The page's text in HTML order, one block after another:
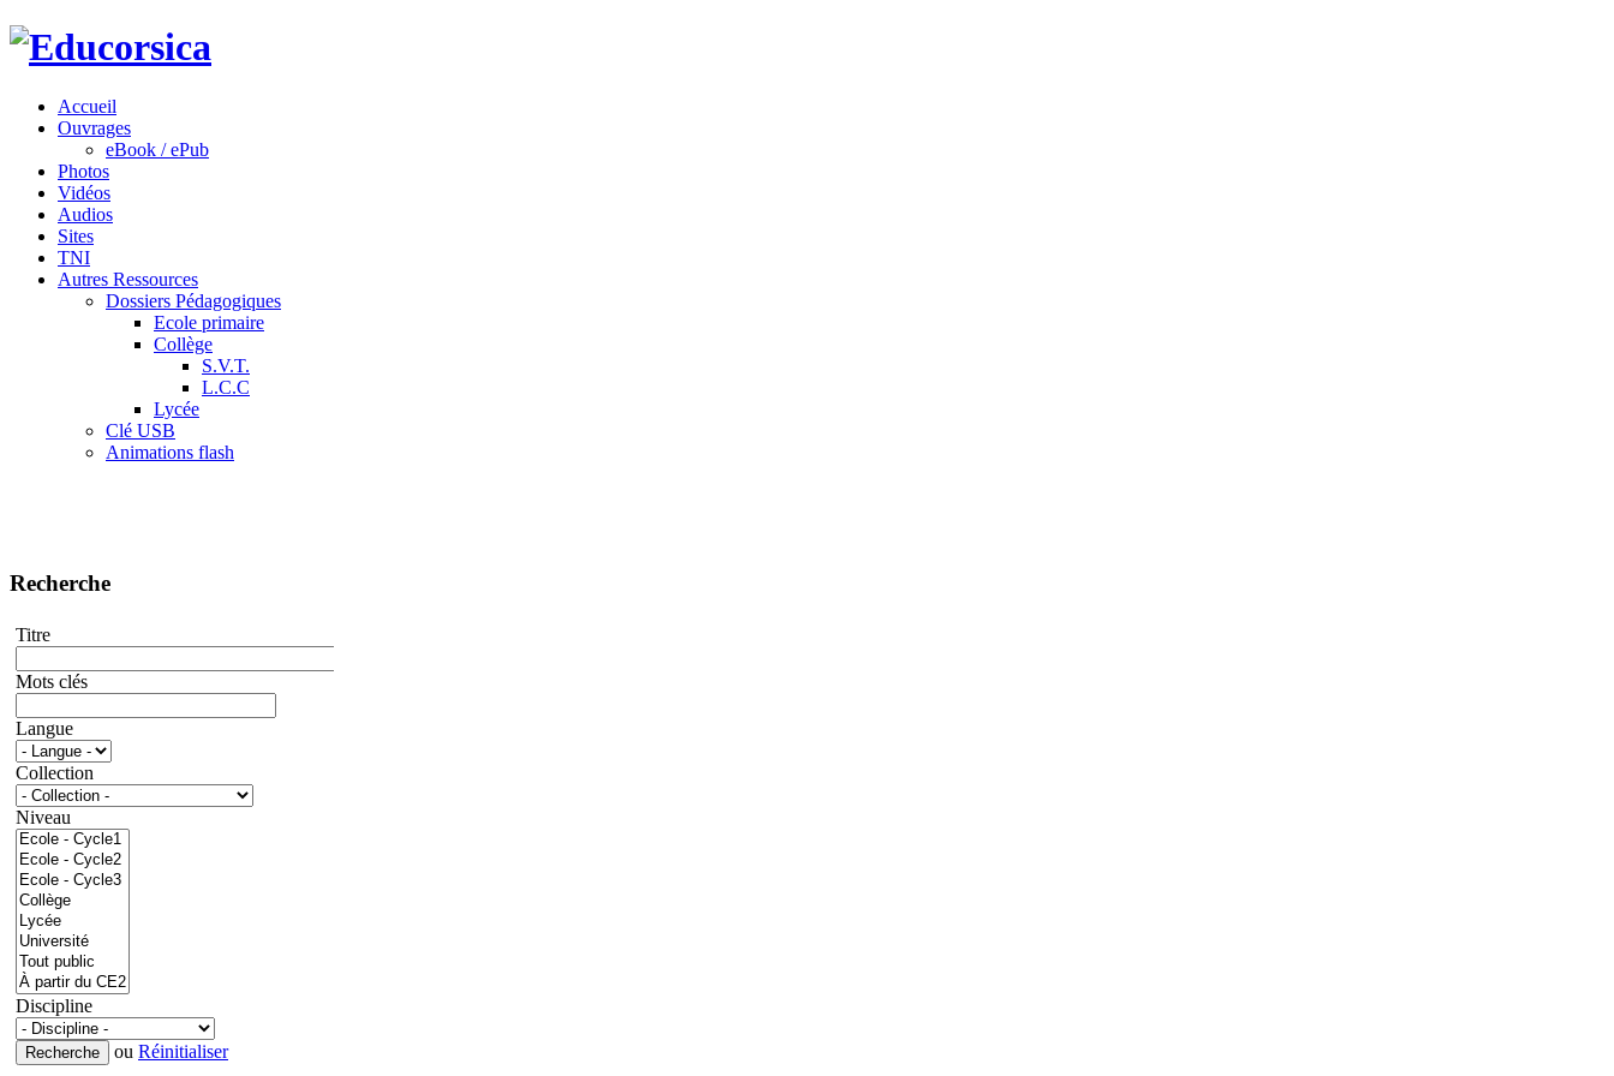
Accueil
Ouvrages
eBook / ePub
Photos
Vidéos
Audios
Sites
TNI
Autres Ressources
Dossiers Pédagogiques
Ecole primaire
Collège
S.V.T.
L.C.C
Lycée
Clé USB
Animations flash
Recherche
Titre
Mots clés
Langue
Collection
Niveau
Discipline
ou Réinitialiser